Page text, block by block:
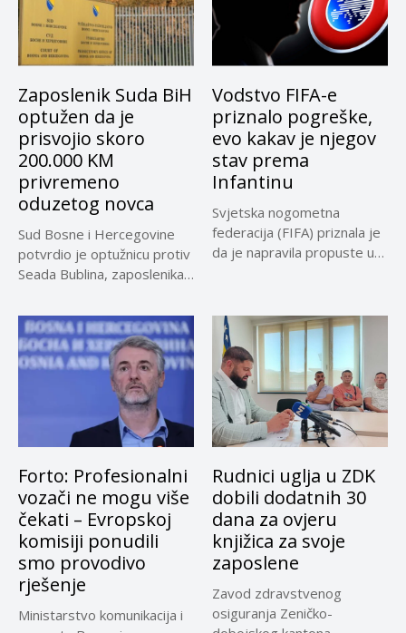
Zaposlenik Suda BiH
optužen da je
prisvojio skoro
200.000 KM
privremeno
oduzetog novca
Sud Bosne i Hercegovine
potvrdio je optužnicu protiv
Seada Bublina, zaposlenika
Vodstvo FIFA-e
priznalo pogreške,
evo kakav je njegov
stav prema
Infantinu
Svjetska nogometna
federacija (FIFA) priznala je
da je napravila propuste u
Forto: Profesionalni
vozači ne mogu više
čekati – Evropskoj
komisiji ponudili
smo provodivo
rješenje
Ministarstvo komunikacija i
Rudnici uglja u ZDK
dobili dodatnih 30
dana za ovjeru
knjižica za svoje
zaposlene
Zavod zdravstvenog
osiguranja Zeničko-